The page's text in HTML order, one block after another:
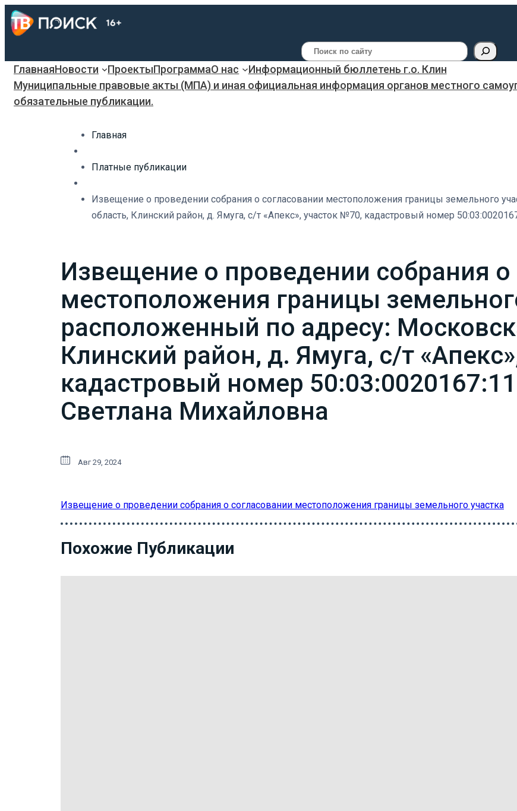
Поиск
ГлавнаяНовости ПроектыПрограммаО нас
Информационный бюллетень г.о. Клин
Муниципальные правовые акты (МПА) и иная официальная информация органов местного
обязательные публикации.
Главная
Платные публикации
Извещение о проведении собрания о согласовании местоположения границы земельного
область, Клинский район, д. Ямуга, с/т «Апекс», участок №70, кадастровый номер
Извещение о проведении собрания о
местоположения границы
расположенный по адресу:
Клинский район, д. Ямуга, с/т
кадастровый номер
Светлана Михайловна
Авг 29, 2024
Извещение о проведении собрания о согласовании местоположения границы земельного участка
Похожие Публикации